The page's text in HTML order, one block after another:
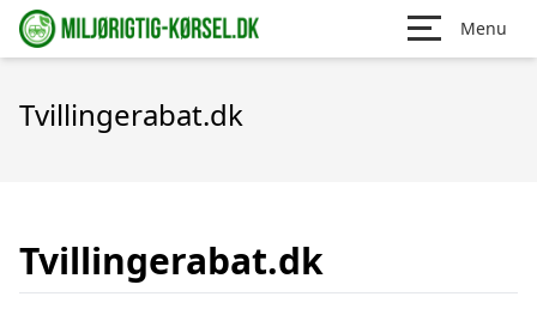
Menu
Tvillingerabat.dk
Tvillingerabat.dk